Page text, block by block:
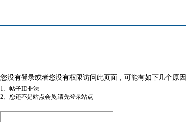
您没有登录或者您没有权限访问此页面，可能有如下几个原因
1、帖子ID非法
2、您还不是站点会员,请先登录站点